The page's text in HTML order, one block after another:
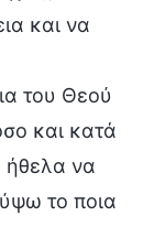
και να
του Θεού
και κατά
ήθελα να
το ποια